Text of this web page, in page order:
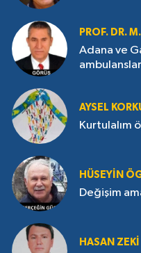
PROF. DR.
Adana ve
AYSEL
Kurtulalım
HÜSEYIN
Değişim
HASAN